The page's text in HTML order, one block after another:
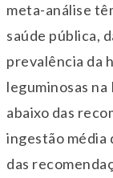
meta-análise
saúde pública,
prevalência da
leguminosas
abaixo das
ingestão média
das